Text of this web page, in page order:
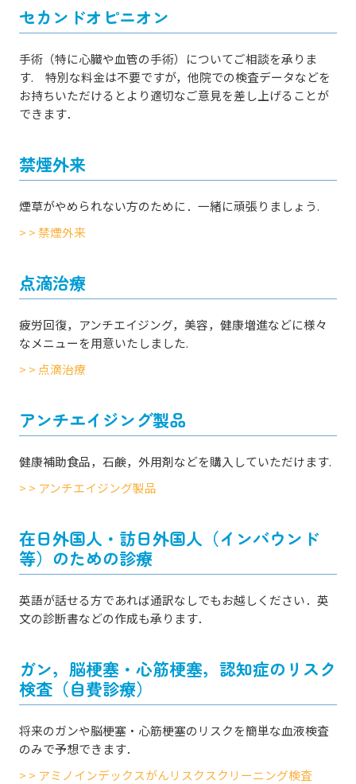
セカンドオピニオン
手術（特に心臓や血管の手術）についてご相談を承りま
す. 特別な料金は不要ですが，他院での検査データなどを
お持ちいただけるとより適切なご意見を差し上げることが
できます．
禁煙外来
煙草がやめられない方のために．一緒に頑張りましょう.
> > 禁煙外来
点滴治療
疲労回復，アンチエイジング，美容，健康増進などに様々
なメニューを用意いたしました.
> > 点滴治療
アンチエイジング製品
健康補助食品，石鹸，外用剤などを購入していただけます.
> > アンチエイジング製品
在日外国人・訪日外国人（インバウンド
等）のための診療
英語が話せる方であれば通訳なしでもお越しください．英
文の診断書などの作成も承ります．
ガン，脳梗塞・心筋梗塞，認知症のリスク
検査（自費診療）
将来のガンや脳梗塞・心筋梗塞のリスクを簡単な血液検査
のみで予想できます．
> > アミノインデックスがんリスクスクリーニング検査